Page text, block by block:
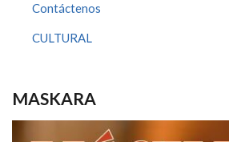
Contáctenos
CULTURAL
MASKARA